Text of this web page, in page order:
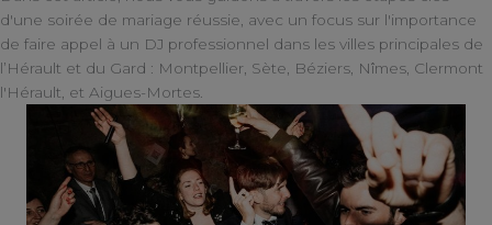
d'une soirée de mariage réussie, avec un focus sur l'importance
de faire appel à un DJ professionnel dans les villes principales de
l’Hérault et du Gard : Montpellier, Sète, Béziers, Nîmes, Clermont
l'Hérault, et Aigues-Mortes.